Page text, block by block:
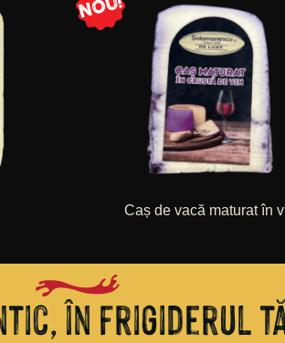
Caș de vacă maturat în
în frigiderul